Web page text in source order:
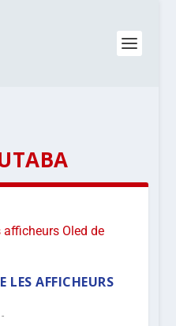
LES AFFICHEURS